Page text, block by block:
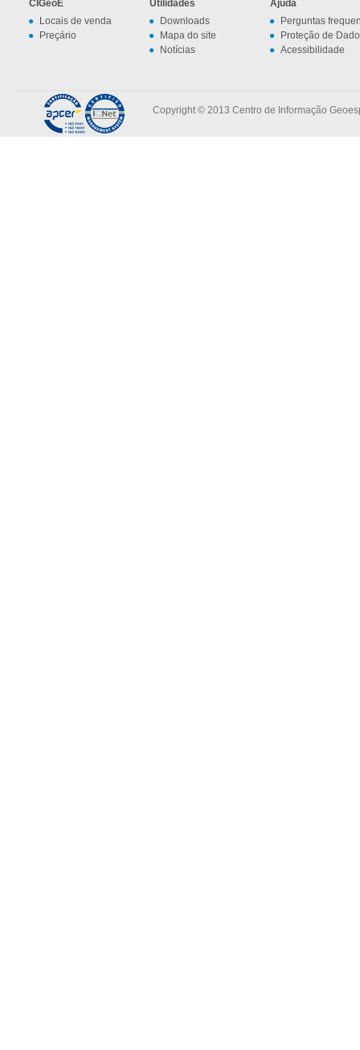
CIGeoE
Locais de venda
Preçário
Utilidades
Downloads
Mapa do site
Notícias
Ajuda
Perguntas
Proteção de
Acessibilidade
Copyright © 2013 Centro de Informação